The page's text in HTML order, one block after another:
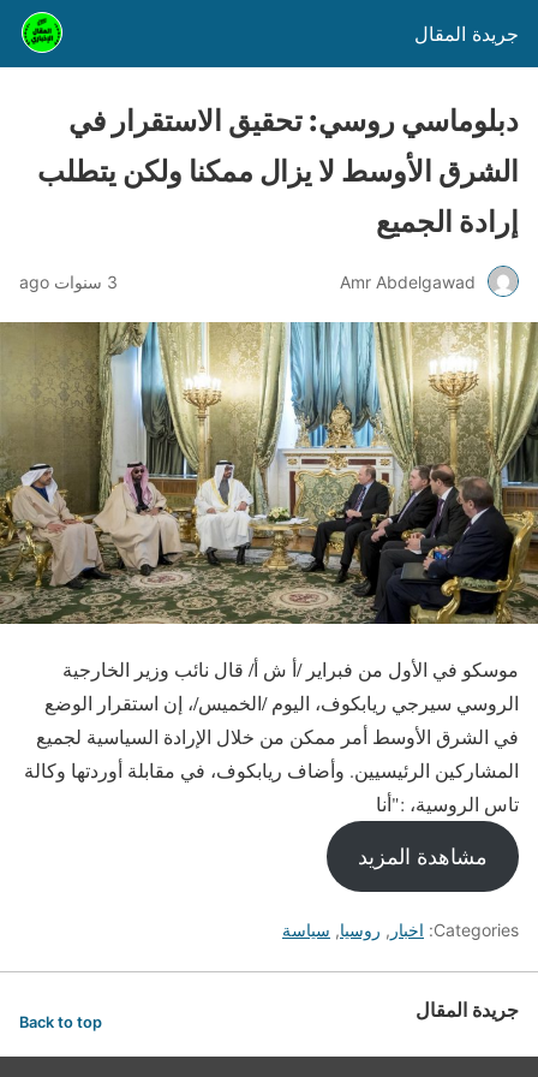
جريدة المقال
دبلوماسي روسي: تحقيق الاستقرار في
الشرق الأوسط لا يزال ممكنا ولكن يتطلب
إرادة الجميع
Amr Abdelgawad 3 سنوات ago
موسكو في الأول من فبراير /أ ش أ/ قال نائب وزير الخارجية
الروسي سيرجي ريابكوف، اليوم /الخميس/، إن استقرار الوضع
في الشرق الأوسط أمر ممكن من خلال الإرادة السياسية لجميع
المشاركين الرئيسيين. وأضاف ريابكوف، في مقابلة أوردتها وكالة
تاس الروسية، :"أنا
مشاهدة المزيد
Categories: اخبار , روسيا, سياسة
جريدة المقال Back to top